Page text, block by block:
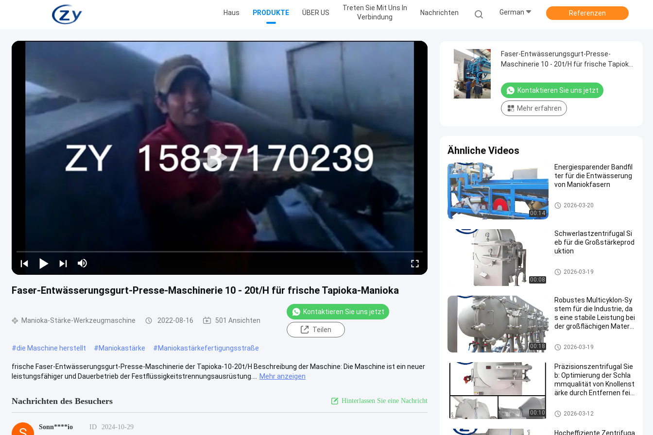
Haus PRODUKTE ÜBER US
Treten Sie Mit Uns In
Verbindung
Nachrichten German Referenzen
Faser-Entwässerungsgurt-Presse-Maschinerie 10 - 20t/H für frische Tapioka-Manioka
Manioka-Stärke-Werkzeugmaschine 2022-08-16 501 Ansichten
Kontaktieren Sie uns jetzt
Teilen
#die Maschine herstellt #Maniokastärke #Maniokastärkefertigungsstraße
frische Faser-Entwässerungsgurt-Presse-Maschinerie der Tapioka-10-20t/H Beschreibung der Maschine: Die Maschine ist ein neuer
leistungsfähiger und Dauerbetrieb der Festflüssigkeitstrennungsausrüstung....
Mehr anzeigen
Nachrichten des Besuchers Hinterlassen Sie eine Nachricht
Sonn****io ID
2024-10-29
Faser-Entwässerungsgurt-Presse-
Maschinerie 10 - 20t/H für frische Tapioka-
Kontaktieren Sie uns jetzt
Mehr erfahren
Ähnliche Videos
00:14
Energiesparender Bandfil
ter für die Entwässerung
von Maniokfasern
Manioka-Stärke-Werkzeugmas
chine
2026-03-20
00:08
Schwerlastzentrifugal Si
eb für die Großstärkeprod
uktion
Manioka-Stärke-Werkzeugmas
chine
2026-03-19
00:18
Robustes Multicyklon-Sy
stem für die Industrie, da
s eine stabile Leistung bei
der großflächigen Materia
t
Manioka-Stärke-Werkzeugmas
chine
2026-03-19
00:10
Präzisionszentrifugal Sie
b: Optimierung der Schla
mmqualität von Knollenst
ärke durch Entfernen fein
dukte
Manioka-Stärke-Werkzeugmas
chine
2026-03-12
Hocheffiziente Zentrifuga